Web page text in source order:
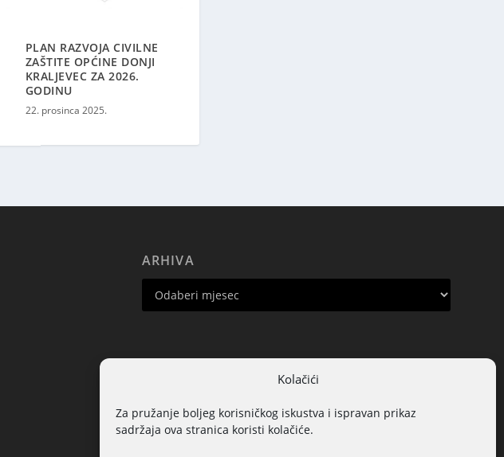
Kolačići
Za pružanje boljeg korisničkog iskustva i ispravan prikaz
sadržaja ova stranica koristi kolačiće.
PLAN RAZVOJA CIVILNE
ZAŠTITE OPĆINE DONJI
KRALJEVEC ZA 2026.
GODINU
22. prosinca 2025.
ARHIVA